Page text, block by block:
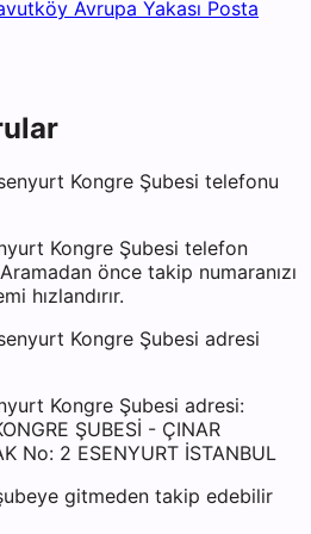
Avrupa Yakası Posta
Kongre Şubesi telefonu
Kongre Şubesi telefon
önce takip numaranızı
hızlandırır.
Kongre Şubesi adresi
Kongre Şubesi adresi:
ŞUBESİ - ÇINAR
No: 2 ESENYURT İSTANBUL
gitmeden takip edebilir